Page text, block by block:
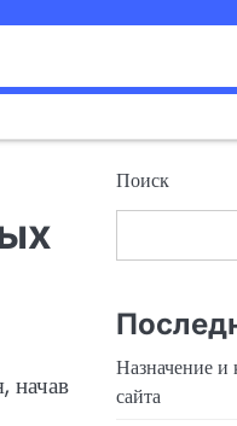
начав
Поиск
Назначение
сайта